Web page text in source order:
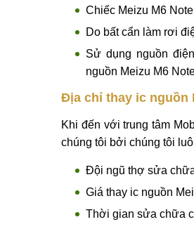
Chiếc Meizu M6
Do bất cẩn làm rơi
Sử dụng nguồn
nguồn Meizu M6
Địa chỉ thay ic nguồn
Khi đến với trung tâm
chúng tôi bởi chúng tôi
Đội ngũ thợ sửa
Giá thay ic nguồn
Thời gian sửa chữa